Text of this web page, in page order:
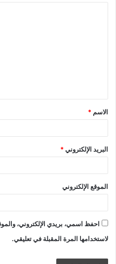
ق
*
الاسم *
البريد الإلكتروني*
الموقع الإلكتروني
احفظ اسمي، بريدي الإلكتروني،
لاستخدامها المرة المقبلة في تعليقي.